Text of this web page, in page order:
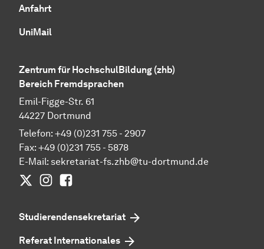
Anfahrt
UniMail
Zentrum für HochschulBildung (zhb)
Bereich Fremdsprachen
Emil-Figge-Str. 61
44227 Dortmund
Telefon: +49 (0)231 755 - 2907
Fax: +49 (0)231 755 - 5878
E-Mail: sekretariat-fs.zhb@tu-dortmund.de
TwitterInstagram
Studierendensekretariat
Referat Internationales